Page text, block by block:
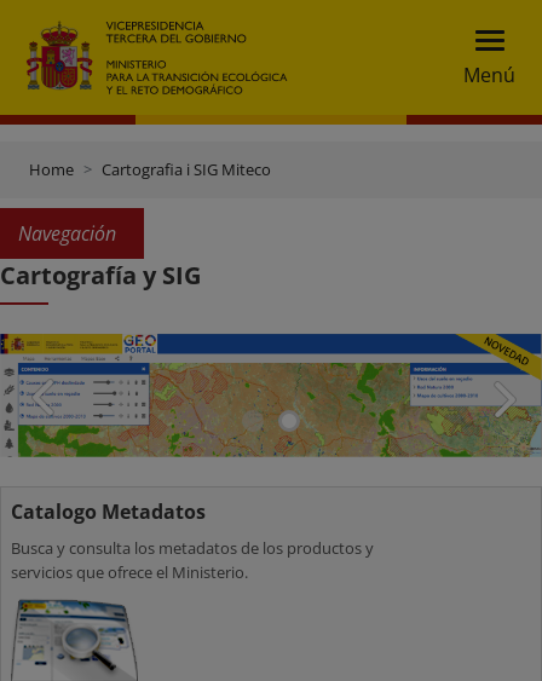
Menú
Home Cartografia i SIG Miteco
Navegación
Cartografía y SIG
Catalogo Metadatos
Busca y consulta los metadatos de los productos y
servicios que ofrece el Ministerio.